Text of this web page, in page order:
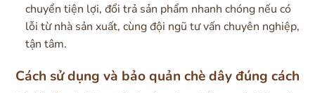
chuyển tiện lợi, đổi trả sản phẩm nhanh chóng nếu có
lỗi từ nhà sản xuất, cùng đội ngũ tư vấn chuyên nghiệp,
tận tâm.
Cách sử dụng và bảo quản chè dây đúng cách